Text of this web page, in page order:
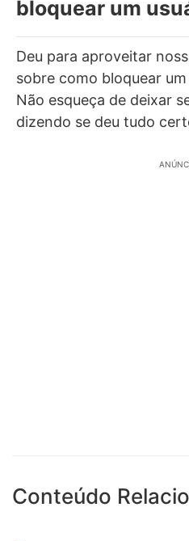
bloquear um
Deu para aproveitar
sobre como bloquear
Não esqueça de deixar
dizendo se deu tudo
Conteúdo